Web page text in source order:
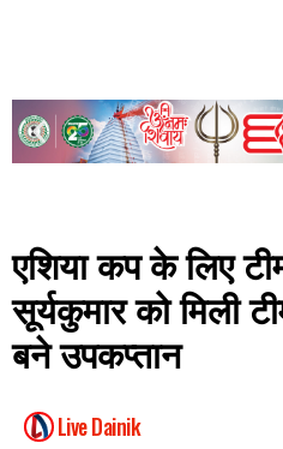
एशिया कप के लिए
सूर्यकुमार को मिली
बने उपकप्तान
Live Dainik